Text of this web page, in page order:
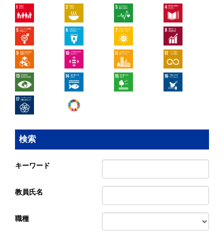
検索
キーワード
教員氏名
職種